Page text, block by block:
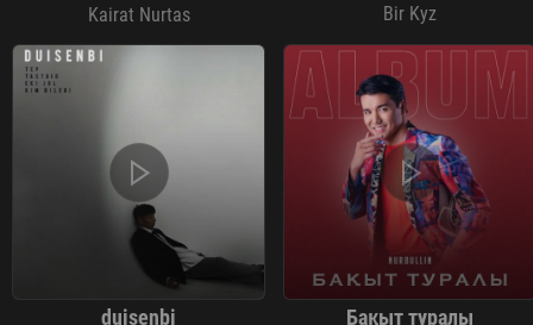
Kairat Nurtas Bir Kyz
duisenbi Бақыт туралы